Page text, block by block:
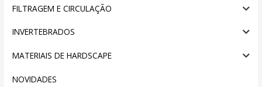
FILTRAGEM E CIRCULAÇÃO
INVERTEBRADOS
MATERIAIS DE HARDSCAPE
NOVIDADES